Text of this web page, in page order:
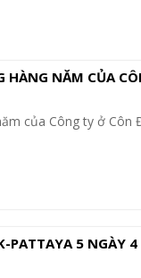
NĂM CỦA
của Công ty ở Côn
PATTAYA 5 NGÀY